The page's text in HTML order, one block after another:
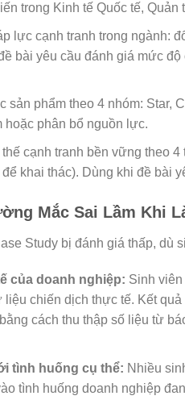
trong Kinh tế Quốc tế, Quản
lực cạnh tranh trong ngành:
bài yêu cầu đánh giá mức
sản phẩm theo 4 nhóm: Star,
hoặc phân bổ nguồn lực.
cạnh tranh bền vững theo
khai thác). Dùng khi đề bài
Mắc Sai Lầm Khi
Study bị đánh giá thấp,
của doanh nghiệp: Sinh
chiến dịch thực tế. Kết
cách thu thập số liệu từ
tình huống cụ thể: Nhiều
tình huống doanh nghiệp